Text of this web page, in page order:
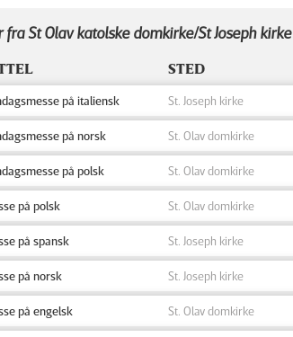
St Olav katolske domkirke/St Joseph kirke
STED
på italiensk St. Joseph kirke
på norsk St. Olav domkirke
på polsk St. Olav domkirke
på polsk St. Olav domkirke
på spansk St. Joseph kirke
på norsk St. Joseph kirke
på engelsk St. Olav domkirke